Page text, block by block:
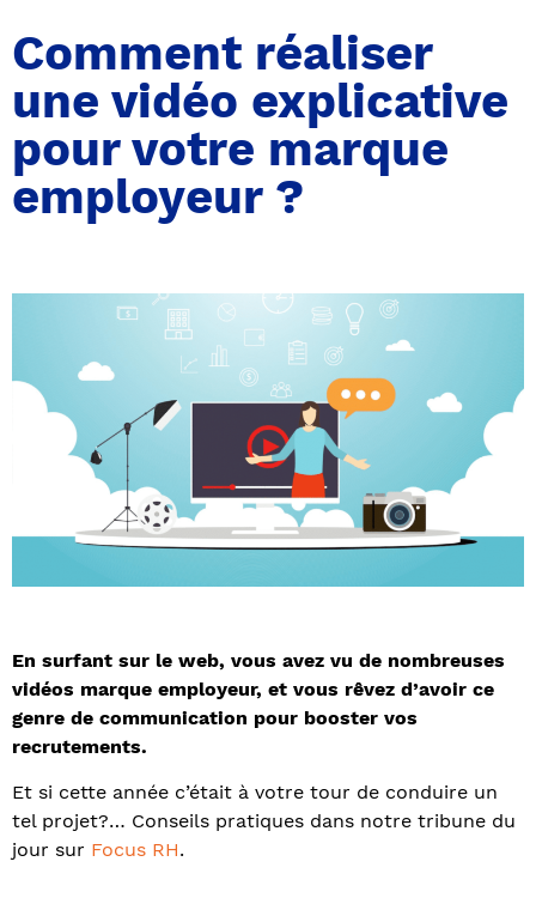
Comment réaliser
une vidéo explicative
pour votre marque
employeur ?
En surfant sur le web, vous avez vu de nombreuses
vidéos marque employeur, et vous rêvez d’avoir ce
genre de communication pour booster vos
recrutements.
Et si cette année c’était à votre tour de conduire un
tel projet?… Conseils pratiques dans notre tribune du
jour sur Focus RH.